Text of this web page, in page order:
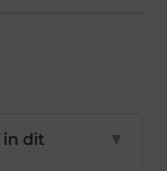
in dit
▼